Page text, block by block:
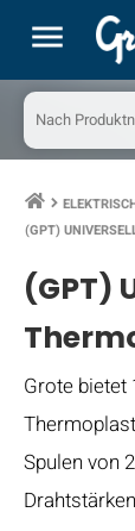
menu
keyboard_arrow_right
(GPT)
(GPT)
Grote bietet
Spulen von